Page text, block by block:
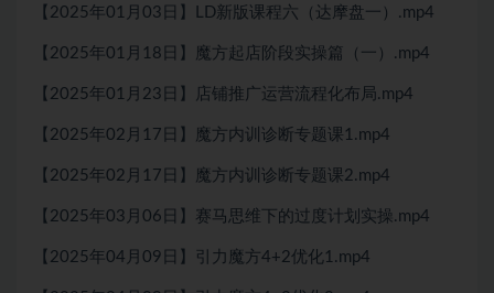
【2025年01月03日】LD新版课程六（达摩盘一）.mp4
【2025年01月18日】魔方起店阶段实操篇（一）.mp4
【2025年01月23日】店铺推广运营流程化布局.mp4
【2025年02月17日】魔方内训诊断专题课1.mp4
【2025年02月17日】魔方内训诊断专题课2.mp4
【2025年03月06日】赛马思维下的过度计划实操.mp4
【2025年04月09日】引力魔方4+2优化1.mp4